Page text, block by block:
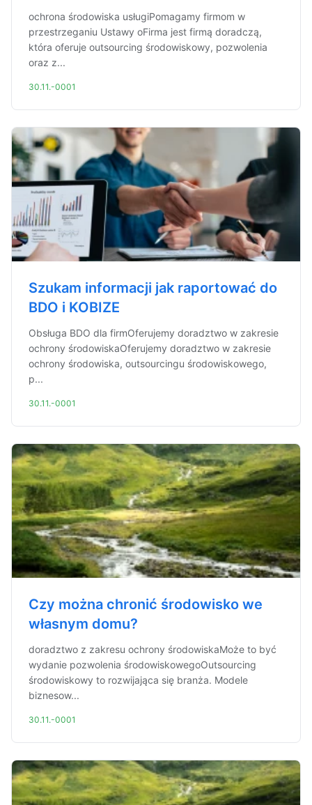
ochrona środowiska usługiPomagamy firmom w
przestrzeganiu Ustawy oFirma jest firmą doradczą,
która oferuje outsourcing środowiskowy, pozwolenia
oraz z...
30.11.-0001
Szukam informacji jak raportować do
BDO i KOBIZE
Obsługa BDO dla firmOferujemy doradztwo w zakresie
ochrony środowiskaOferujemy doradztwo w zakresie
ochrony środowiska, outsourcingu środowiskowego,
p...
30.11.-0001
Czy można chronić środowisko we
własnym domu?
doradztwo z zakresu ochrony środowiskaMoże to być
wydanie pozwolenia środowiskowegoOutsourcing
środowiskowy to rozwijająca się branża. Modele
biznesow...
30.11.-0001